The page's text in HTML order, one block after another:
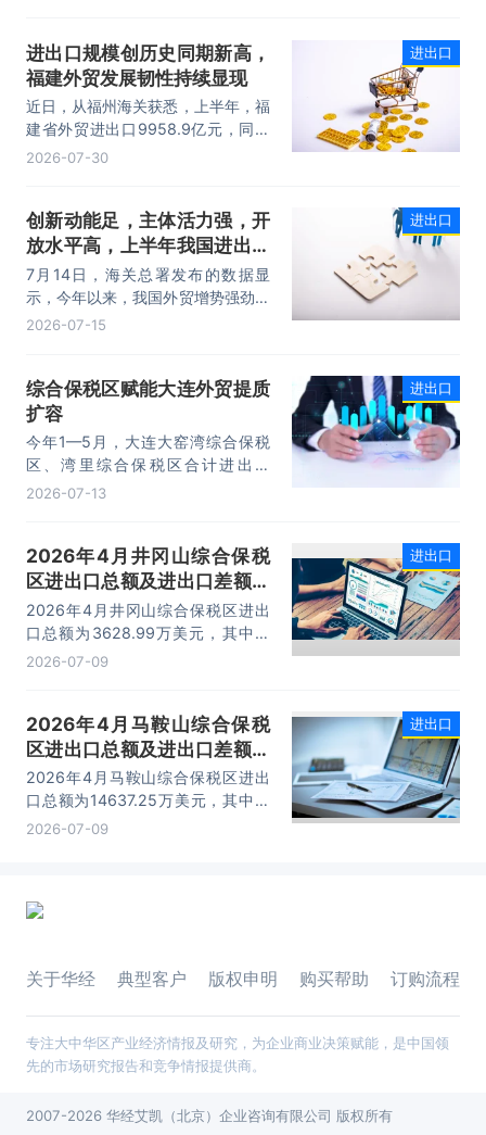
品为代表的高附加值产品出口占比显
著提升，成为外贸提质增效的核心引
擎，为加快建设贸易强国注入了强劲
动力。
进出口规模创历史同期新高，
福建外贸发展韧性持续显现
近日，从福州海关获悉，上半年，福
建省外贸进出口9958.9亿元，同比
增长8.2%。其中，出口5740.1亿
进口规模均创历史同期新高，外贸运
行呈现“稳中有进，进中提质”的良好
态势。
2026-07-30
进出口
创新动能足，主体活力强，开
放水平高，上半年我国进出口
规模首次突破25万亿元
7月14日，海关总署发布的数据显
示，今年以来，我国外贸增势强劲、
走势稳健。据海关统计，今年上半
14.73万亿元，增长13.4%，进口
10.74万亿元，增长22.1%。
2026-07-15
进出口
综合保税区赋能大连外贸提质
扩容
今年1—5月，大连大窑湾综合保税
区、湾里综合保税区合计进出口
332.22亿元，同比增长21%，占大
台。
2026-07-13
进出口
2026年4月井冈山综合保税
区进出口总额及进出口差额统
计分析
2026年4月井冈山综合保税区进出
口总额为3628.99万美元，其中：
出口额为1562.95万美元，进口额为
2026-07-09
进出口
2026年4月马鞍山综合保税
区进出口总额及进出口差额统
计分析
2026年4月马鞍山综合保税区进出
口总额为14637.25万美元，其中：
出口额为14365.71万美元，进口额
2026-07-09
进出口
关于华经 典型客户 版权申明 购买帮助 订购流程
专注大中华区产业经济情报及研究，为企业商业决策赋能，是中国领
先的市场研究报告和竞争情报提供商。
2007-2026 华经艾凯（北京）企业咨询有限公司 版权所有